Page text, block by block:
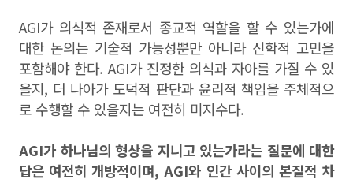
AGI가 의식적 존재로서 종교적 역할을 할 수 있는가에
대한 논의는 기술적 가능성뿐만 아니라 신학적 고민을
포함해야 한다. AGI가 진정한 의식과 자아를 가질 수 있
을지, 더 나아가 도덕적 판단과 윤리적 책임을 주체적으
로 수행할 수 있을지는 여전히 미지수다.
AGI가 하나님의 형상을 지니고 있는가라는 질문에 대한
답은 여전히 개방적이며, AGI와 인간 사이의 본질적 차